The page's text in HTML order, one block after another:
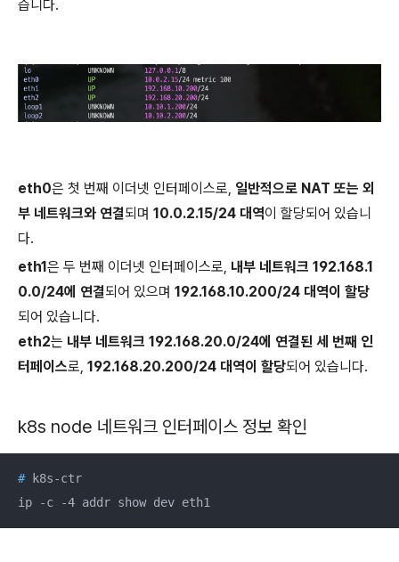
습니다.
eth0은 첫 번째 이더넷 인터페이스로, 일반적으로 NAT 또는 외
부 네트워크와 연결되며 10.0.2.15/24 대역이 할당되어 있습니
다.
eth1은 두 번째 이더넷 인터페이스로, 내부 네트워크 192.168.1
0.0/24에 연결되어 있으며 192.168.10.200/24 대역이 할당
되어 있습니다.
eth2는 내부 네트워크 192.168.20.0/24에 연결된 세 번째 인
터페이스로, 192.168.20.200/24 대역이 할당되어 있습니다.
k8s node 네트워크 인터페이스 정보 확인
# k8s-ctr
ip -c -4 addr show dev eth1